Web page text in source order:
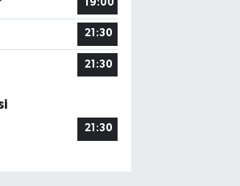
19:00
21:30
21:30
21:30